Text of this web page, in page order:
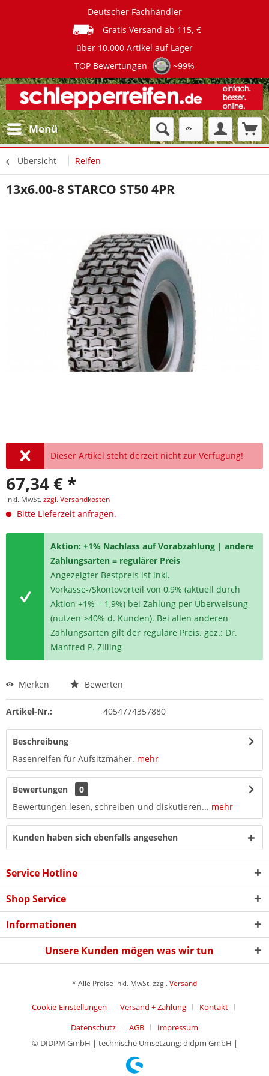
Deutscher Fachhändler
Gratis Versand ab 115,-€
über 10.000 Artikel auf Lager
TOP Bewertungen
~99%
Menü
Übersicht Reifen
13x6.00-8 STARCO ST50 4PR
Dieser Artikel steht derzeit nicht zur Verfügung!
67,34 € *
inkl. MwSt.zzgl. Versandkosten
Bitte Lieferzeit anfragen.
Aktion: +1% Nachlass auf Vorabzahlung | andere
Zahlungsarten = regulärer Preis
Angezeigter Bestpreis ist inkl.
Vorkasse-/Skontovorteil von 0,9% (aktuell durch
Aktion +1% = 1,9%) bei Zahlung per Überweisung
(nutzen >40% d. Kunden). Bei allen anderen
Zahlungsarten gilt der reguläre Preis. gez.: Dr.
Manfred P. Zilling
Merken Bewerten
Artikel-Nr.: 4054774357880
Beschreibung
Rasenreifen für Aufsitzmäher. mehr
Bewertungen
0
Bewertungen lesen, schreiben und diskutieren... mehr
Kunden haben sich ebenfalls angesehen
Service Hotline
Shop Service
Informationen
Unsere Kunden mögen was wir tun
* Alle Preise inkl. MwSt. zzgl.Versand
Cookie-Einstellungen Versand + Zahlung
Kontakt
Datenschutz
AGB
Impressum
© DIDPM GmbH | technische Umsetzung: didpm GmbH |